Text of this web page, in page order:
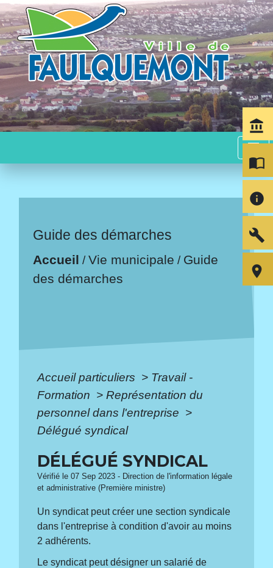
menu
Guide des démarches
Accueil /Vie municipale / Guide
des démarches
Accueil particuliers > Travail -
Formation > Représentation du
personnel dans l'entreprise >
Délégué syndical
DÉLÉGUÉ SYNDICAL
Vérifié le 07 Sep 2023 - Direction de l'information légale
et administrative (Première ministre)
Un syndicat peut créer une section syndicale
dans l'entreprise à condition d'avoir au moins
2 adhérents.
Le syndicat peut désigner un salarié de
account_balance
import_contacts
info
build
room